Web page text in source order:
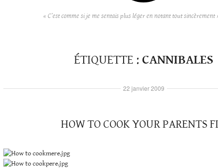
« C’est comme si je me sentais plus léger en notant tout sincèrement
ÉTIQUETTE : CANNIBALES
HOW TO COOK YOUR PARENTS
22 janvier 2009